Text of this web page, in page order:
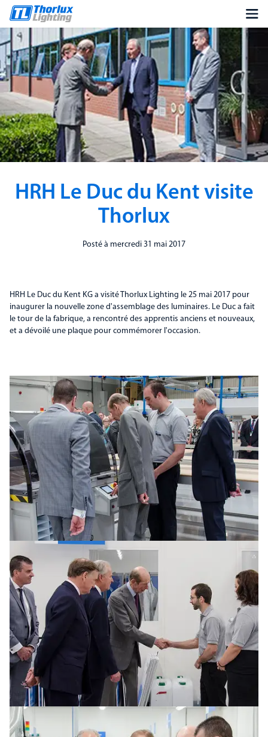
HRH Le Duc du Kent visite
Thorlux
Posté à mercredi 31 mai 2017
HRH Le Duc du Kent KG a visité Thorlux Lighting le 25 mai 2017 pour
inaugurer la nouvelle zone d'assemblage des luminaires. Le Duc a fait
le tour de la fabrique, a rencontré des apprentis anciens et nouveaux,
et a dévoilé une plaque pour commémorer l'occasion.